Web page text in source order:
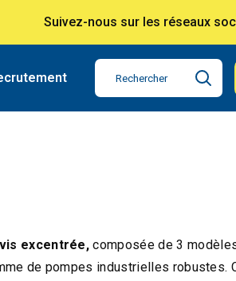
Suivez-nous sur les réseaux
excentrée, composée de 3
de pompes industrielles robustes.